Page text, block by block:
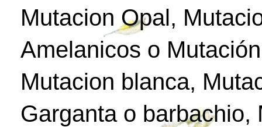
Mutacion Opal,
Amelanicos o
Mutacion blanca,
Garganta o